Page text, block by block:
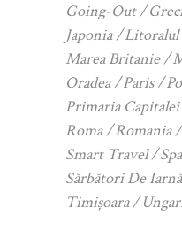
Going-Out
Japonia
Litoralul
Marea Britanie
Oradea
Paris
Primaria Capitalei
Roma
Romania
Smart Travel
Sărbători De Iarnă
Timișoara